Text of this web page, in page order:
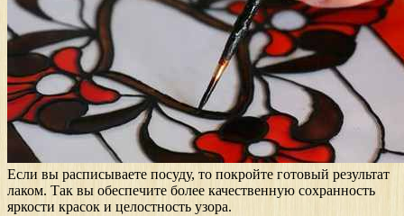
Если вы расписываете посуду, то покройте готовый результат
лаком. Так вы обеспечите более качественную сохранность
яркости красок и целостность узора.